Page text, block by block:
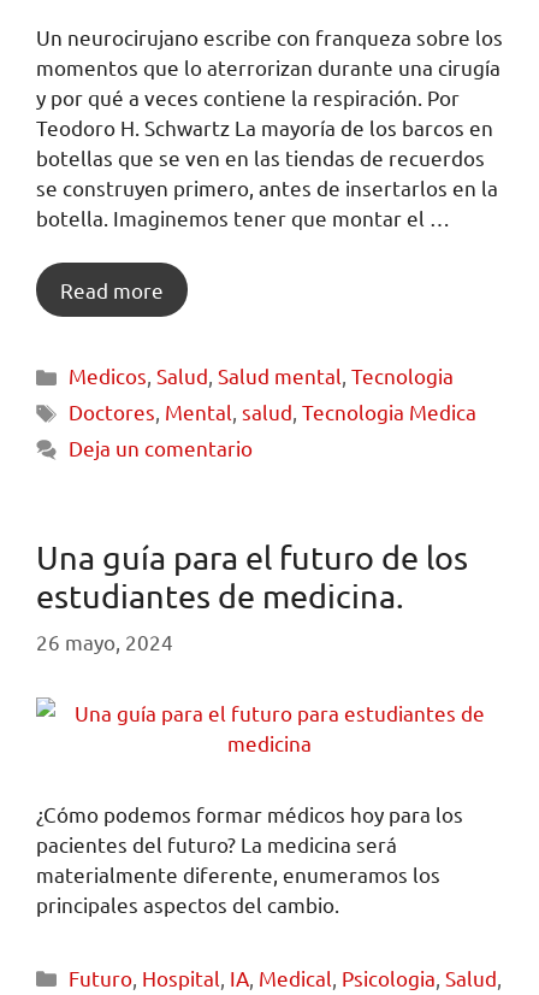
Un neurocirujano escribe con franqueza sobre los
momentos que lo aterrorizan durante una cirugía
y por qué a veces contiene la respiración. Por
Teodoro H. Schwartz La mayoría de los barcos en
botellas que se ven en las tiendas de recuerdos
se construyen primero, antes de insertarlos en la
botella. Imaginemos tener que montar el …
Read more
Medicos,Salud,Salud mental,Tecnologia
Doctores, Mental,salud,Tecnologia Medica
Deja un comentario
Una guía para el futuro de los
estudiantes de medicina.
26 mayo, 2024
¿Cómo podemos formar médicos hoy para los
pacientes del futuro? La medicina será
materialmente diferente, enumeramos los
principales aspectos del cambio.
Futuro Hospital IA Medical Psicologia ,Salud